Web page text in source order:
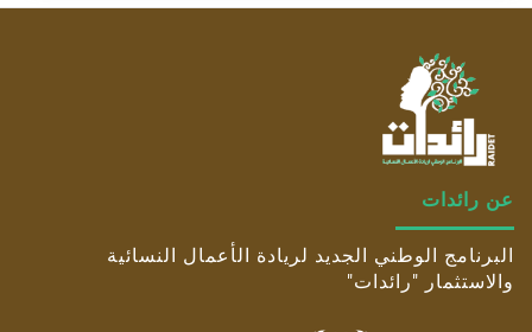
عن رائدات
البرنامج الوطني الجديد لريادة الأعمال النسائية
والاستثمار "رائدات"